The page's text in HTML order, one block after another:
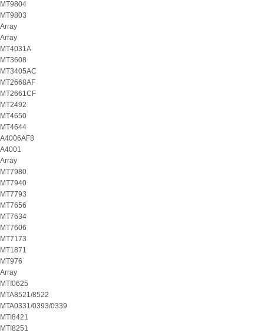
MT9804
MT9803
Array
Array
MT4031A
MT3608
MT3405AC
MT2668AF
MT2661CF
MT2492
MT4650
MT4644
A4006AF8
A4001
Array
MT7980
MT7940
MT7793
MT7656
MT7634
MT7606
MT7173
MT1871
MT976
Array
MTI0625
MTA8521/8522
MTA0331/0393/0339
MTI8421
MTI8251